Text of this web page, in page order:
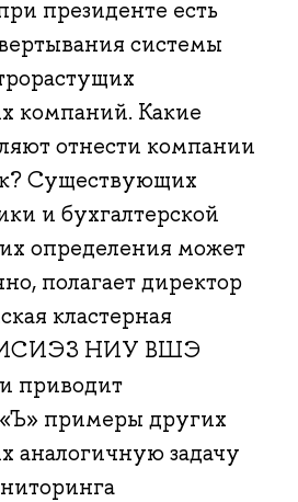
президенте есть
системы
компаний. Какие
отнести компании
Существующих
и бухгалтерской
определения может
полагает директор
кластерная
ИСИЭЗ НИУ ВШЭ
и приводит
«Ъ» примеры других
аналогичную задачу